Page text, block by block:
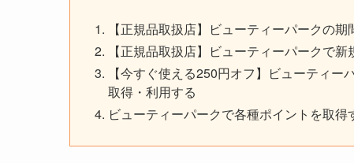
【正規品取扱店】ビューティーパークの
【正規品取扱店】ビューティーパークで
【今すぐ使える250円オフ】ビューティ
取得・利用する
ビューティーパークで各種ポイントを取得